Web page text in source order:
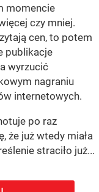
momencie
czy mniej.
cen, to potem
publikacje
wyrzucić
nagraniu
internetowych.
po raz
że już wtedy miała
straciło już...